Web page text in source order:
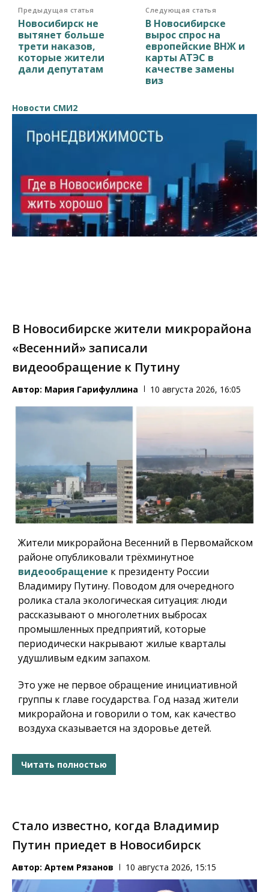
Предыдущая статья
Новосибирск не
вытянет больше
трети наказов,
которые жители
дали депутатам
Следующая статья
В Новосибирске
вырос спрос на
европейские ВНЖ и
карты АТЭС в
качестве замены
виз
Новости СМИ2
В Новосибирске жители микрорайона
«Весенний» записали
видеообращение к Путину
Автор: Мария Гарифуллина 10 августа 2026, 16:05
Жители микрорайона Весенний в Первомайском
районе опубликовали трёхминутное
видеообращение к президенту России
Владимиру Путину. Поводом для очередного
ролика стала экологическая ситуация: люди
рассказывают о многолетних выбросах
промышленных предприятий, которые
периодически накрывают жилые кварталы
удушливым едким запахом.
Это уже не первое обращение инициативной
группы к главе государства. Год назад жители
микрорайона и говорили о том, как качество
воздуха сказывается на здоровье детей.
Читать полностью
Стало известно, когда Владимир
Путин приедет в Новосибирск
Автор: Артем Рязанов 10 августа 2026, 15:15